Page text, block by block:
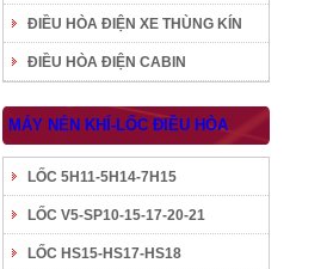
ĐIỀU HÒA ĐIỆN XE THÙNG KÍN
ĐIỀU HÒA ĐIỆN CABIN
MÁY NÉN KHÍ-LỐC ĐIỀU HÒA
LỐC 5H11-5H14-7H15
LỐC V5-SP10-15-17-20-21
LỐC HS15-HS17-HS18